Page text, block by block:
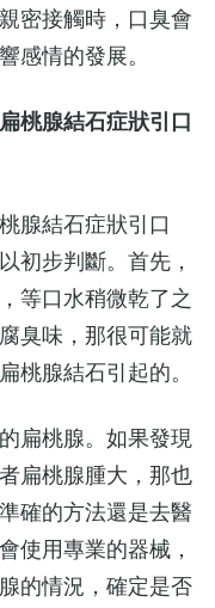
密接觸時，口臭會
感情的發展。
桃腺結石症狀引口
腺結石症狀引口
初步判斷。首先，
等口水稍微乾了之
臭味，那很可能就
桃腺結石引起的。
扁桃腺。如果發現
扁桃腺腫大，那也
確的方法還是去醫
使用專業的器械，
的情況，確定是否